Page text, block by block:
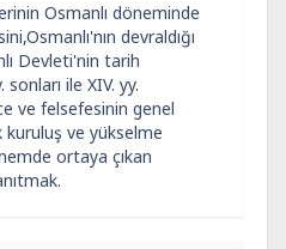
Osmanlı döneminde
devraldığı
Devleti'nin tarih
sonları ile XIV. yy.
ve felsefesinin genel
ve yükselme
ortaya çıkan